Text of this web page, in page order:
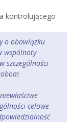
kontrolującego
o obowiązku
wspólnoty
szczególności
celowe